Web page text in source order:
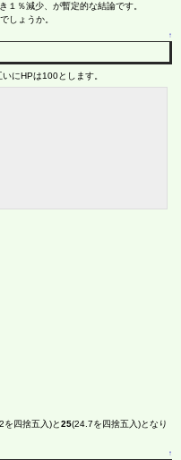
１％減少、が暫定的な結論です。
しょうか。
↑
にHPは100とします。
を四捨五入)と25(24.7を四捨五入)となり
↑